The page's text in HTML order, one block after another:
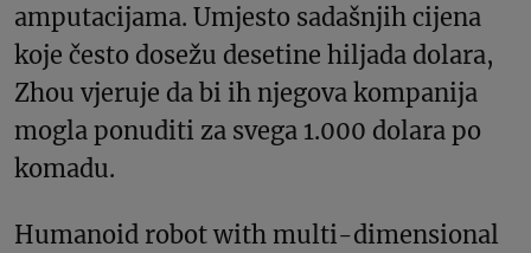
amputacijama. Umjesto sadašnjih cijena
koje često dosežu desetine hiljada dolara,
Zhou vjeruje da bi ih njegova kompanija
mogla ponuditi za svega 1.000 dolara po
komadu.
Humanoid robot with multi-dimensional